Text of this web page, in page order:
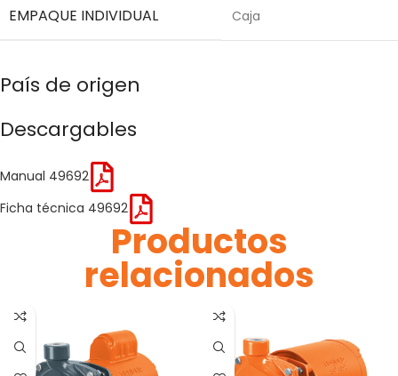
EMPAQUE INDIVIDUAL Caja
País de origen
Descargables
Manual 49692
Ficha técnica 49692
Productos
relacionados